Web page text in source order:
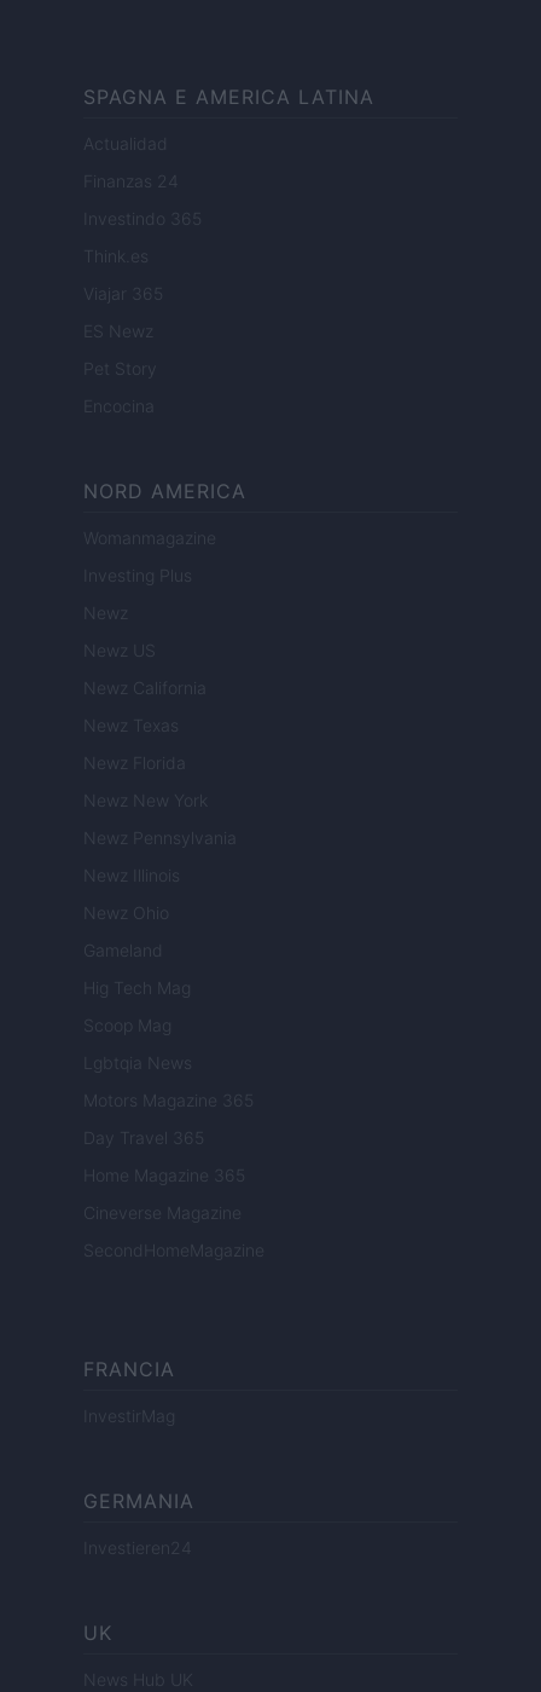
SPAGNA E AMERICA LATINA
Actualidad
Finanzas 24
Investindo 365
Think.es
Viajar 365
ES Newz
Pet Story
Encocina
NORD AMERICA
Womanmagazine
Investing Plus
Newz
Newz US
Newz California
Newz Texas
Newz Florida
Newz New York
Newz Pennsylvania
Newz Illinois
Newz Ohio
Gameland
Hig Tech Mag
Scoop Mag
Lgbtqia News
Motors Magazine 365
Day Travel 365
Home Magazine 365
Cineverse Magazine
SecondHomeMagazine
FRANCIA
InvestirMag
GERMANIA
Investieren24
UK
News Hub UK